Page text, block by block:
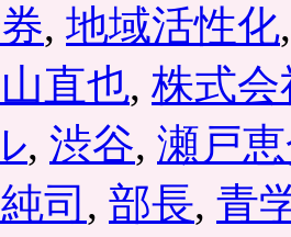
, 地域活性化
直也, 株式
, 渋谷, 瀬戸
司 , 部長, 青